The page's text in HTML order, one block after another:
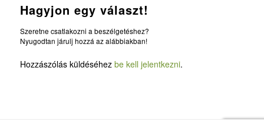
Hagyjon egy választ!
Szeretne csatlakozni a beszélgetéshez?
Nyugodtan járulj hozzá az alábbiakban!
Hozzászólás küldéséhez be kell jelentkezni.